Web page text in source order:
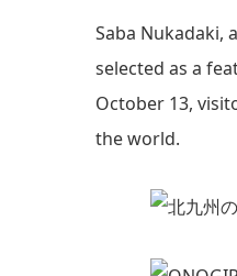
Saba Nukadaki,
selected as a
October 13,
the world.